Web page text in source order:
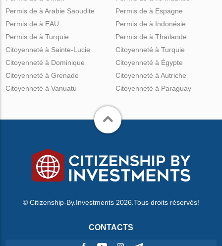
Permis de à Arabie Saoudite
Permis de à EAU
Permis de à Turquie
Permis de à Espagne
Permis de à Indonésie
Permis de à Thaïlande
Citoyenneté à Sainte-Lucie
Citoyenneté à Dominique
Citoyenneté à Grenade
Citoyenneté à Vanuatu
Citoyenneté à Turquie
Citoyenneté à Égypte
Citoyenneté à Autriche
Citoyenneté à Paraguay
© Citizenship-By.Investments 2026.Tous droits réservés!
CONTACTS